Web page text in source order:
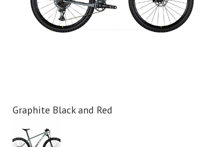
Graphite Black and Red